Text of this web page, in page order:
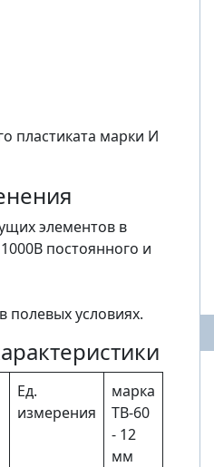
пластиката марки И
элементов в
постоянного и
полевых условиях.
Ед.
измерения
марка
ТВ-60
- 12
мм